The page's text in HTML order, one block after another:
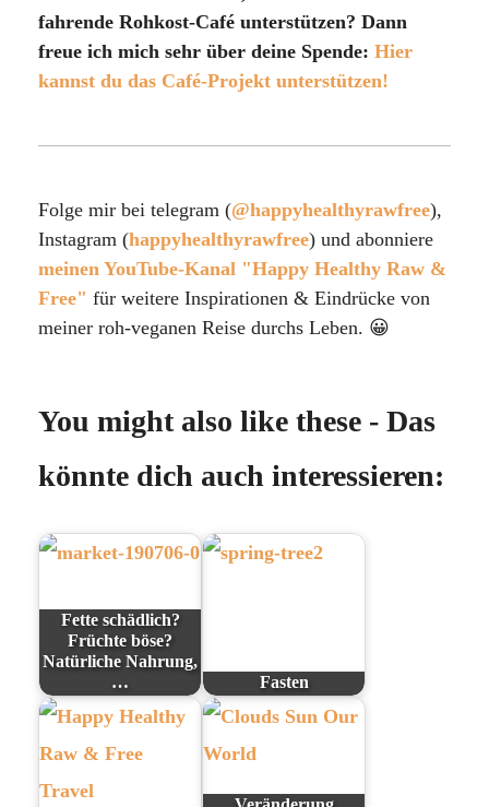
fahrende Rohkost-Café unterstützen? Dann
freue ich mich sehr über deine Spende: Hier
kannst du das Café-Projekt unterstützen!
Folge mir bei telegram (@happyhealthyrawfree),
Instagram (happyhealthyrawfree) und abonniere
meinen YouTube-Kanal "Happy Healthy Raw &
Free" für weitere Inspirationen & Eindrücke von
meiner roh-veganen Reise durchs Leben. 😀
You might also like these - Das
könnte dich auch interessieren:
Fette schädlich?
Früchte böse?
Natürliche Nahrung,
…
Fasten